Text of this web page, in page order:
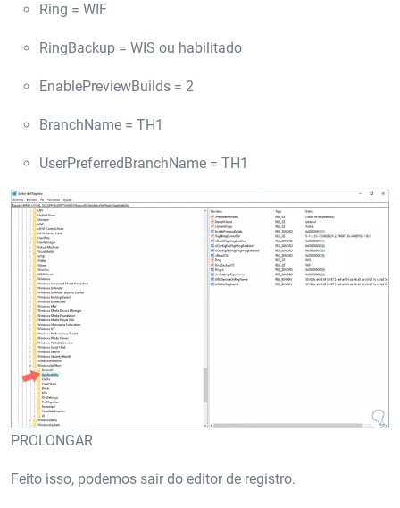
Ring = WIF
RingBackup = WIS ou habilitado
EnablePreviewBuilds = 2
BranchName = TH1
UserPreferredBranchName = TH1
PROLONGAR
Feito isso, podemos sair do editor de registro.